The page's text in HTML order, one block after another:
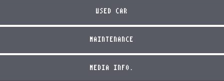
USED CAR
MAINTENANCE
MEDIA INFO.